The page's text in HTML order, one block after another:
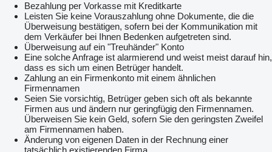
Bezahlung per Vorkasse mit Kreditkarte
Leisten Sie keine Vorauszahlung ohne Dokumente, die die
Überweisung bestätigen, sofern bei der Kommunikation mit
dem Verkäufer bei Ihnen Bedenken aufgetreten sind.
Überweisung auf ein "Treuhänder" Konto
Eine solche Anfrage ist alarmierend und weist meist darauf hin,
dass es sich um einen Betrüger handelt.
Zahlung an ein Firmenkonto mit einem ähnlichen
Firmennamen
Seien Sie vorsichtig, Betrüger geben sich oft als bekannte
Firmen aus und ändern nur geringfügig den Firmennamen.
Überweisen Sie kein Geld, sofern Sie den geringsten Zweifel
am Firmennamen haben.
Änderung von eigenen Daten in der Rechnung einer